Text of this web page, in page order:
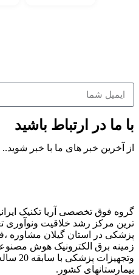
با ما در ارتباط باشید
از آخرین خبر های ما با خبر شوید..
گروه فوق تخصصی آریا تکنیک
ترین مرکز رشد خلاقیت
پزشکی در استان گیلان مشاوره
زمینه برق الکترونیک هوش
بیمارستانهای کشور.